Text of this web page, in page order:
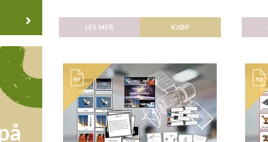
LES MER KJØP